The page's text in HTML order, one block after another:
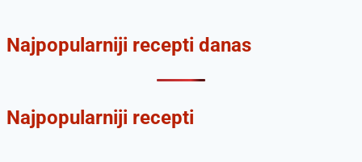
Najpopularniji recepti danas
Najpopularniji recepti